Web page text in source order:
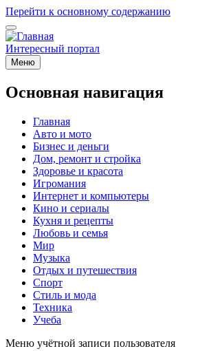
Перейти к основному содержанию
Интересный портал
Меню
Основная навигация
Главная
Авто и мото
Бизнес и деньги
Дом, ремонт и стройка
Здоровье и красота
Игромания
Интернет и компьютеры
Кино и сериалы
Кухня и рецепты
Любовь и семья
Мир
Музыка
Отдых и путешествия
Спорт
Стиль и мода
Техника
Учеба
Меню учётной записи пользователя